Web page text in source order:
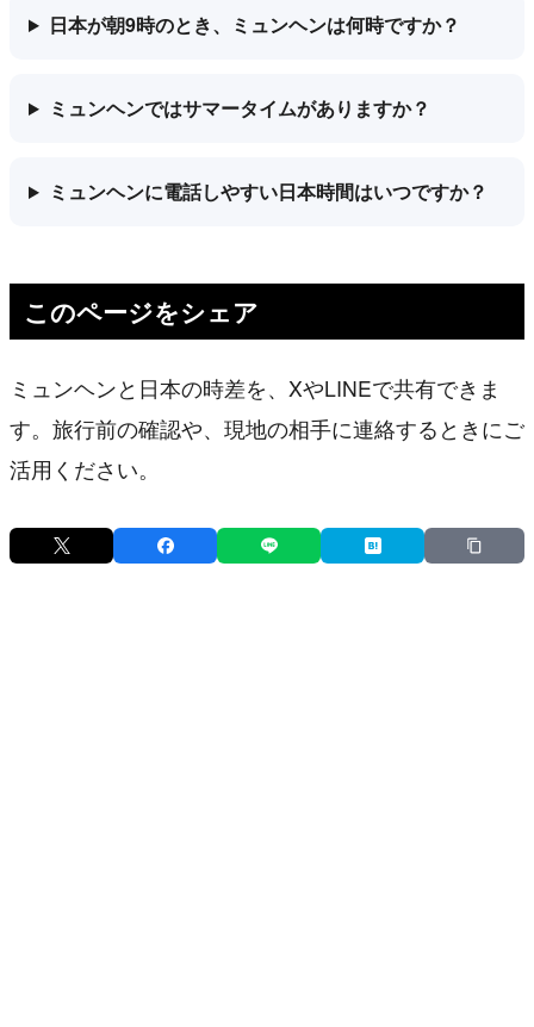
日本が朝9時のとき、ミュンヘンは何時ですか？
ミュンヘンではサマータイムがありますか？
ミュンヘンに電話しやすい日本時間はいつですか？
このページをシェア
ミュンヘンと日本の時差を、XやLINEで共有できま
す。旅行前の確認や、現地の相手に連絡するときにご
活用ください。